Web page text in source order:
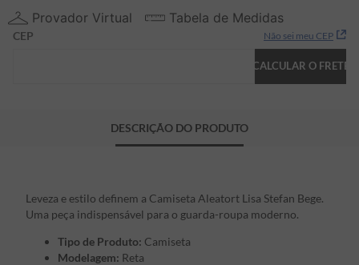
Provador Virtual Tabela de Medidas
CEP Não sei meu CEP
CALCULAR O FRETE
DESCRIÇÃO DO PRODUTO
Leveza e estilo definem a Camiseta Aleatort Lisa Stefan Bege.
Uma peça indispensável para o guarda-roupa moderno.
Tipo de Produto: Camiseta
Modelagem: Reta